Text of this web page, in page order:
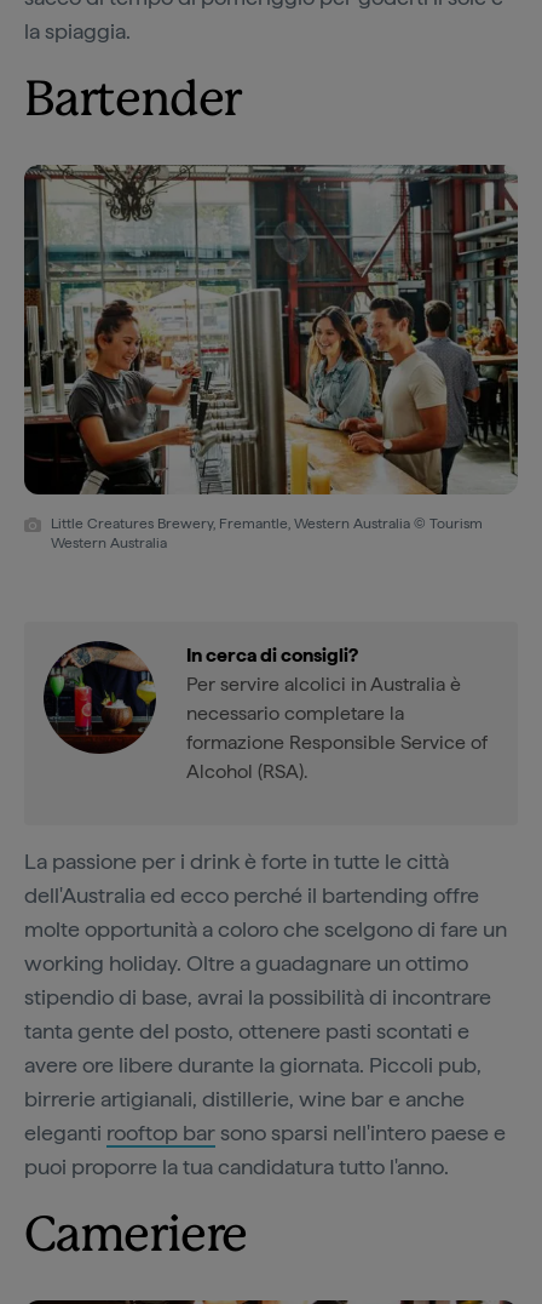
la spiaggia.
Bartender
Little Creatures Brewery, Fremantle, Western Australia © Tourism
Western Australia
In cerca di consigli?
Per servire alcolici in Australia è
necessario completare la
formazione Responsible Service of
Alcohol (RSA).
La passione per i drink è forte in tutte le città
dell'Australia ed ecco perché il bartending offre
molte opportunità a coloro che scelgono di fare un
working holiday. Oltre a guadagnare un ottimo
stipendio di base, avrai la possibilità di incontrare
tanta gente del posto, ottenere pasti scontati e
avere ore libere durante la giornata. Piccoli pub,
birrerie artigianali, distillerie, wine bar e anche
eleganti rooftop barsono sparsi nell'intero paese e
puoi proporre la tua candidatura tutto l'anno.
Cameriere